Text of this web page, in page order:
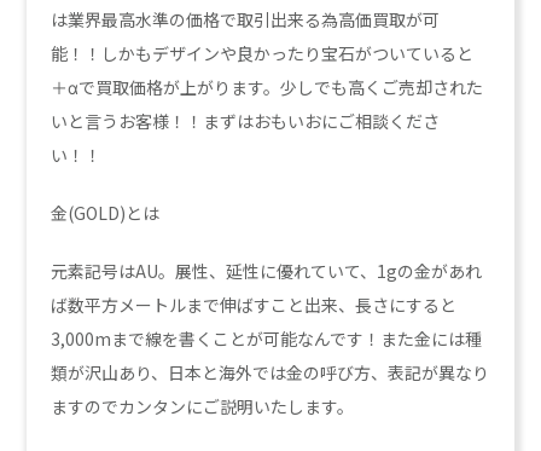
は業界最高水準の価格で取引出来る為高価買取が可
能！！しかもデザインや良かったり宝石がついていると
＋αで買取価格が上がります。少しでも高くご売却された
いと言うお客様！！まずはおもいおにご相談くださ
い！！
金(GOLD)とは
元素記号はAU。展性、延性に優れていて、1gの金があれ
ば数平方メートルまで伸ばすこと出来、長さにすると
3,000mまで線を書くことが可能なんです！また金には種
類が沢山あり、日本と海外では金の呼び方、表記が異なり
ますのでカンタンにご説明いたします。